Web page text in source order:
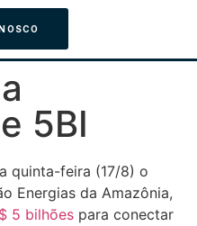
5BI
quinta-feira (17/8) o
Energias da Amazônia,
5 bilhões para conectar